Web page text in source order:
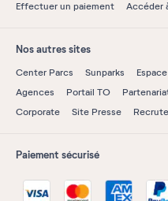
Effectuer un paiement Accéder
Nos autres sites
Center Parcs Sunparks
Agences
Portail TO
Corporate
Site Presse
Paiement sécurisé